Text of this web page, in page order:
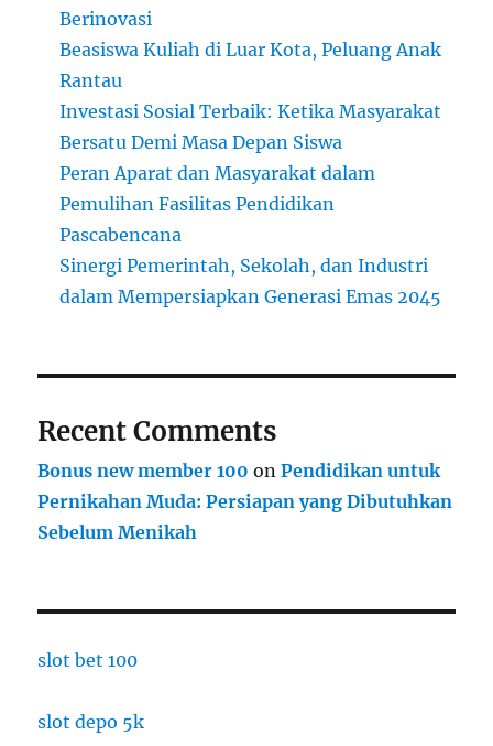
Berinovasi
Beasiswa Kuliah di Luar Kota, Peluang Anak
Rantau
Investasi Sosial Terbaik: Ketika Masyarakat
Bersatu Demi Masa Depan Siswa
Peran Aparat dan Masyarakat dalam
Pemulihan Fasilitas Pendidikan
Pascabencana
Sinergi Pemerintah, Sekolah, dan Industri
dalam Mempersiapkan Generasi Emas 2045
Recent Comments
Bonus new member 100 onPendidikan untuk
Pernikahan Muda: Persiapan yang Dibutuhkan
Sebelum Menikah
slot bet 100
slot depo 5k